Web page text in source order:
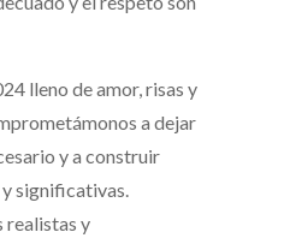
lleno de amor, risas y
a dejar
y a construir
significativas.
realistas y